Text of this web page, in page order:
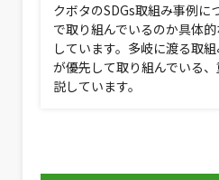
クボタのSDGs取組み事例に
で取り組んでいるのか具体
しています。多岐に渡る取
が優先して取り組んでいる
説しています。